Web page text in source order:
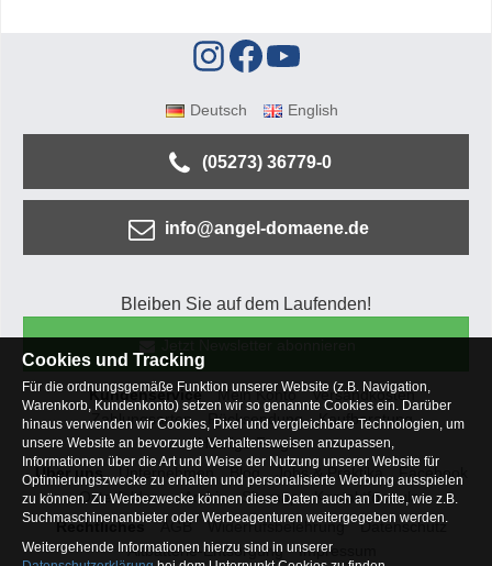
Deutsch English
(05273) 36779-0
info@angel-domaene.de
Bleiben Sie auf dem Laufenden!
Kundenservice Mein Konto
Versandkosten
Zahlungsarten
Rücksendung
Kaufberatung
Häufige Fragen
Über uns
Unternehmen Blog Jobs & Praktika
Facebook
Osterfeldsee
Archiv Sitemap
Kontaktformular
Rechtliches
AGB Widerrufsbelehrung
Datenschutz
Altbatterie-Entsorgung
Impressum
Cookies und Tracking
Für die ordnungsgemäße Funktion unserer Website (z.B. Navigation,
Warenkorb, Kundenkonto) setzen wir so genannte Cookies ein. Darüber
hinaus verwenden wir Cookies, Pixel und vergleichbare Technologien, um
unsere Website an bevorzugte Verhaltensweisen anzupassen,
Informationen über die Art und Weise der Nutzung unserer Website für
Optimierungszwecke zu erhalten und personalisierte Werbung ausspielen
zu können. Zu Werbezwecke können diese Daten auch an Dritte, wie z.B.
Suchmaschinenanbieter oder Werbeagenturen weitergegeben werden.
Weitergehende Informationen hierzu sind in unserer